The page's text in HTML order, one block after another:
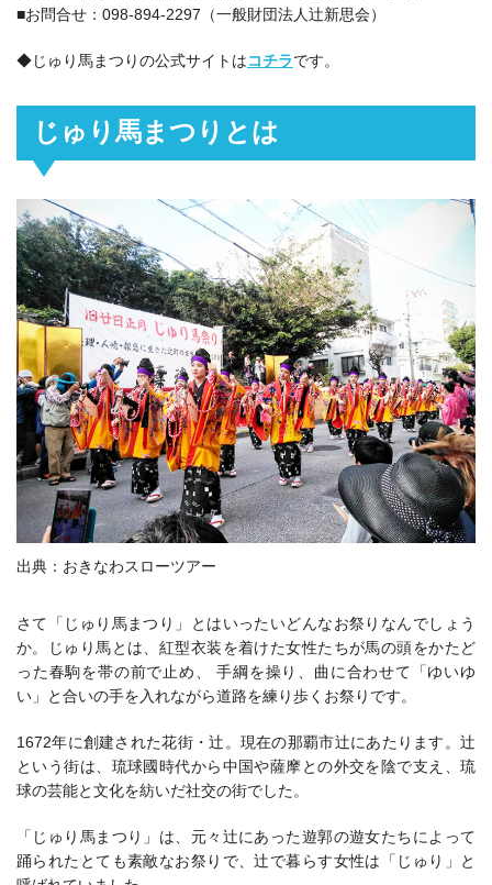
■お問合せ：098-894-2297（一般財団法人辻新思会）
◆じゅり馬まつりの公式サイトはコチラです。
じゅり馬まつりとは
出典：おきなわスローツアー
さて「じゅり馬まつり」とはいったいどんなお祭りなんでしょう
か。じゅり馬とは、紅型衣装を着けた女性たちが馬の頭をかたど
った春駒を帯の前で止め、 手綱を操り、曲に合わせて「ゆいゆ
い」と合いの手を入れながら道路を練り歩くお祭りです。
1672年に創建された花街・辻。現在の那覇市辻にあたります。辻
という街は、琉球國時代から中国や薩摩との外交を陰で支え、琉
球の芸能と文化を紡いだ社交の街でした。
「じゅり馬まつり」は、元々辻にあった遊郭の遊女たちによって
踊られたとても素敵なお祭りで、辻で暮らす女性は「じゅり」と